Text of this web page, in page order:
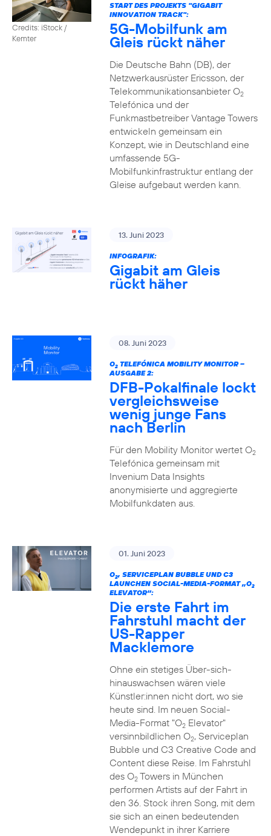
Credits: iStock /
Kemter
START DES PROJEKTS "GIGABIT
INNOVATION TRACK":
5G-Mobilfunk am
Gleis rückt näher
Die Deutsche Bahn (DB), der
Netzwerkausrüster Ericsson, der
Telekommunikationsanbieter O2
Telefónica und der
Funkmastbetreiber Vantage Towers
entwickeln gemeinsam ein
Konzept, wie in Deutschland eine
umfassende 5G-
Mobilfunkinfrastruktur entlang der
Gleise aufgebaut werden kann.
13. Juni 2023
INFOGRAFIK:
Gigabit am Gleis
rückt häher
08. Juni 2023
O2TELEFÓNICA MOBILITY MONITOR –
AUSGABE 2:
DFB-Pokalfinale lockt
vergleichsweise
wenig junge Fans
nach Berlin
Für den Mobility Monitor wertet O2
Telefónica gemeinsam mit
Invenium Data Insights
anonymisierte und aggregierte
Mobilfunkdaten aus.
01. Juni 2023
O2, SERVICEPLAN BUBBLE UND C3
LAUNCHEN SOCIAL-MEDIA-FORMAT „O2
ELEVATOR“:
Die erste Fahrt im
Fahrstuhl macht der
US-Rapper
Macklemore
Ohne ein stetiges Über-sich-
hinauswachsen wären viele
Künstler:innen nicht dort, wo sie
heute sind. Im neuen Social-
Media-Format "O2Elevator"
versinnbildlichen O2, Serviceplan
Bubble und C3 Creative Code and
Content diese Reise. Im Fahrstuhl
des O2Towers in München
performen Artists auf der Fahrt in
den 36. Stock ihren Song, mit dem
sie sich an einen bedeutenden
Wendepunkt in ihrer Karriere